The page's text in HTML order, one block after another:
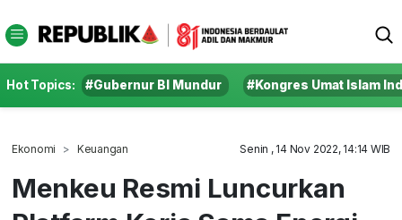
Hot Topics: #Gubernur BI Mundur #Kongres Umat Islam
Ekonomi Keuangan Senin , 14 Nov 2022, 14:14 WIB
Menkeu Resmi Luncurkan